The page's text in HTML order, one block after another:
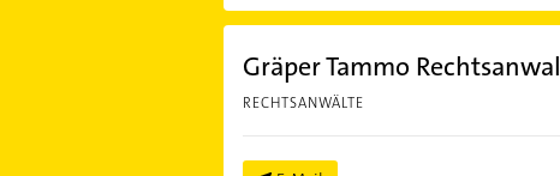
Gräper Tammo
RECHTSANWÄLTE